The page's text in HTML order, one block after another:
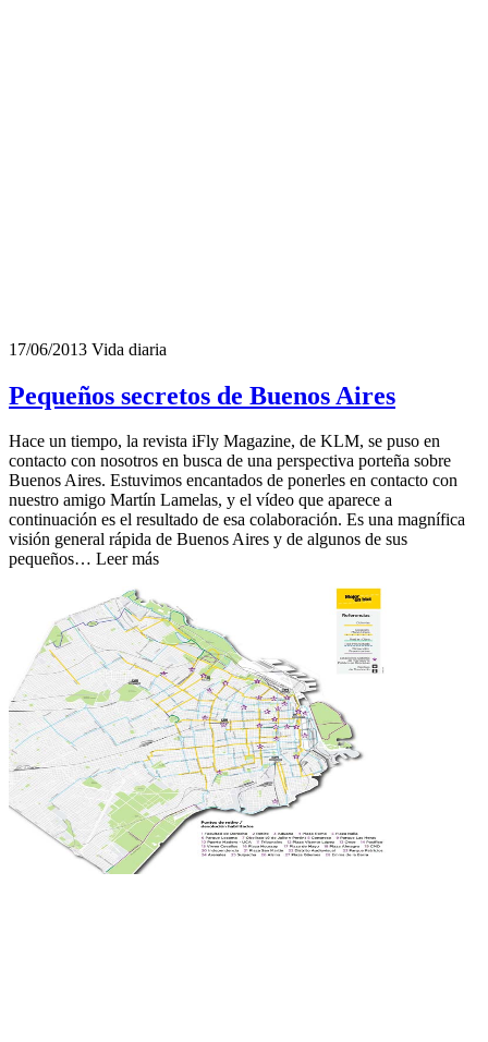
17/06/2013 Vida diaria
Pequeños secretos de Buenos Aires
Hace un tiempo, la revista iFly Magazine, de KLM, se puso en
contacto con nosotros en busca de una perspectiva porteña sobre
Buenos Aires. Estuvimos encantados de ponerles en contacto con
nuestro amigo Martín Lamelas, y el vídeo que aparece a
continuación es el resultado de esa colaboración. Es una magnífica
visión general rápida de Buenos Aires y de algunos de sus
pequeños… Leer más